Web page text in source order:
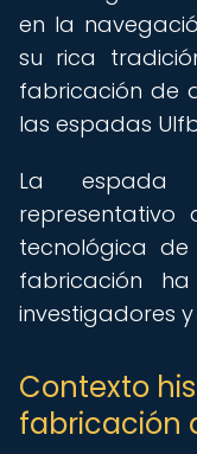
en la
su rica
fabricación de
las espadas
La espada
tecnológica de
fabricación
investigadores
Contexto
fabricación